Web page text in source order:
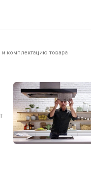
и комплектацию товара